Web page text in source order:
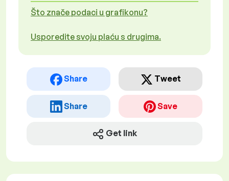
Što znače podaci u grafikonu?
Usporedite svoju plaću s drugima.
Share Tweet
Share Save
Get link